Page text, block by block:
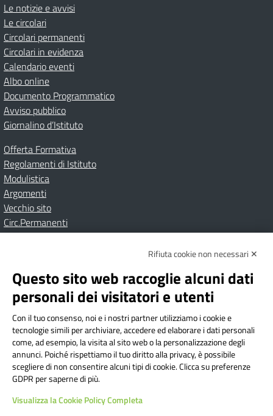
Le notizie e avvisi
Le circolari
Circolari permanenti
Circolari in evidenza
Calendario eventi
Albo online
Documento Programmatico
Avviso pubblico
Giornalino d’Istituto
Offerta Formativa
Regolamenti di Istituto
Modulistica
Argomenti
Vecchio sito
Circ.Permanenti
Albo onlinePrivacy Policy
Dichiarazione di accessibilità
Note Legali
Istituto Comprensivo Bricherasio
Via Cesare Bollea n. 3 - 10064 Bricherasio (TO) | P.E.O.:
toic84200d@istruzione.it | P.E.C.:
toic84200d@pec.istruzione.it
Codice Fiscale: 94544620019 | Cod. Meccanografico:
TOIC84200D | Codice IPA: istsc_toic84200d | Codice
Rifiuta cookie non necessari ✕
Questo sito web raccoglie alcuni dati
personali dei visitatori e utenti
Con il tuo consenso, noi e i nostri partner utilizziamo i cookie e
tecnologie simili per archiviare, accedere ed elaborare i dati personali
come, ad esempio, la visita al sito web o la personalizzazione degli
annunci. Poiché rispettiamo il tuo diritto alla privacy, è possibile
scegliere di non consentire alcuni tipi di cookie. Clicca su preferenze
GDPR per saperne di più.
Visualizza la Cookie Policy Completa